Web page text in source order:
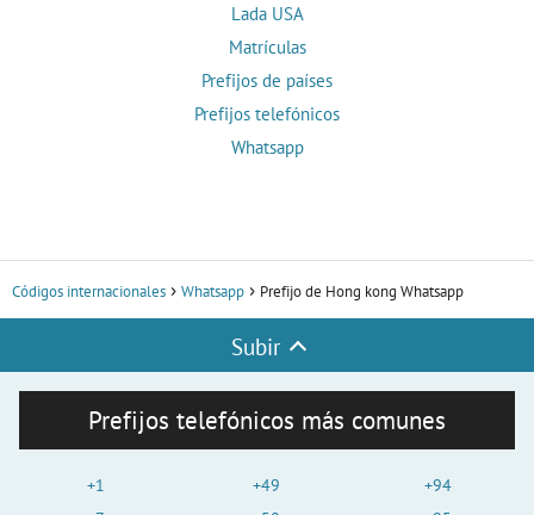
Lada USA
Matrículas
Prefijos de países
Prefijos telefónicos
Whatsapp
Códigos internacionales Whatsapp Prefijo de Hong kong Whatsapp
Subir
Prefijos telefónicos más comunes
+1
+49
+94